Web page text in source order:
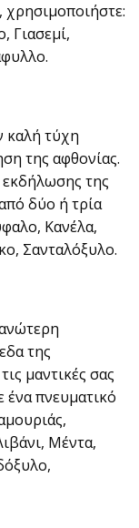
Γιασεμί,
καλή τύχη
της αφθονίας.
εκδήλωσης της
δύο ή τρία
Κανέλα,
Σανταλόξυλο.
της
μαντικές σας
ένα πνευματικό
Μέντα,